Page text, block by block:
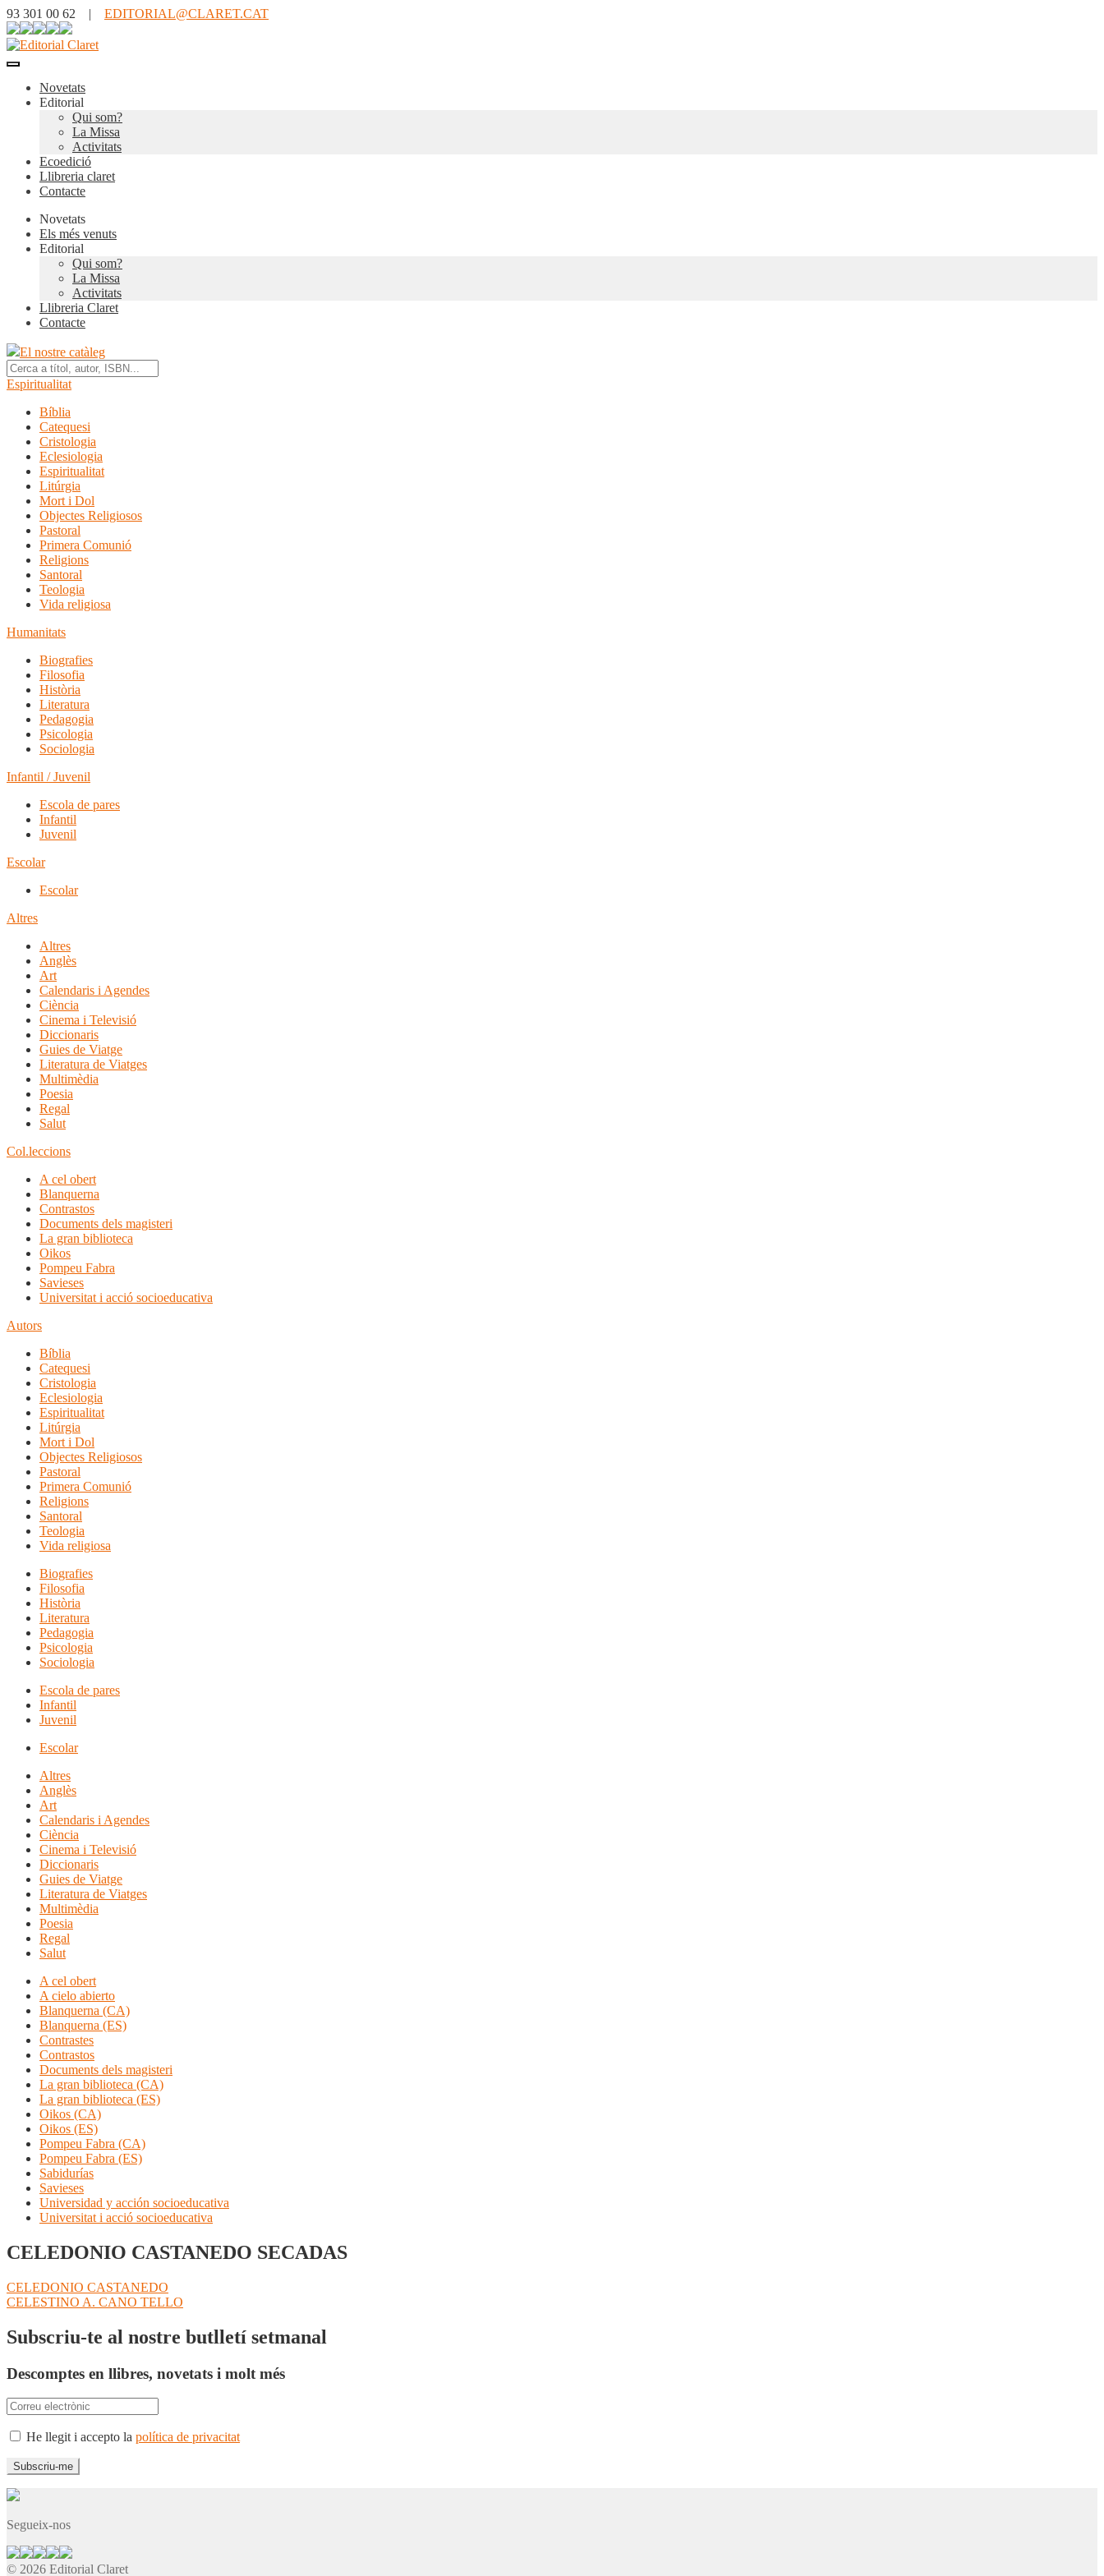
93 301 00 62 | EDITORIAL@CLARET.CAT
Novetats
Editorial
Qui som?
La Missa
Activitats
Ecoedició
Llibreria claret
Contacte
Novetats
Els més venuts
Editorial
Qui som?
La Missa
Activitats
Llibreria Claret
Contacte
El nostre catàleg
Espiritualitat
Bíblia
Catequesi
Cristologia
Eclesiologia
Espiritualitat
Litúrgia
Mort i Dol
Objectes Religiosos
Pastoral
Primera Comunió
Religions
Santoral
Teologia
Vida religiosa
Humanitats
Biografies
Filosofia
Història
Literatura
Pedagogia
Psicologia
Sociologia
Infantil / Juvenil
Escola de pares
Infantil
Juvenil
Escolar
Escolar
Altres
Altres
Anglès
Art
Calendaris i Agendes
Ciència
Cinema i Televisió
Diccionaris
Guies de Viatge
Literatura de Viatges
Multimèdia
Poesia
Regal
Salut
Col.leccions
A cel obert
Blanquerna
Contrastos
Documents dels magisteri
La gran biblioteca
Oikos
Pompeu Fabra
Savieses
Universitat i acció socioeducativa
Autors
Bíblia
Catequesi
Cristologia
Eclesiologia
Espiritualitat
Litúrgia
Mort i Dol
Objectes Religiosos
Pastoral
Primera Comunió
Religions
Santoral
Teologia
Vida religiosa
Biografies
Filosofia
Història
Literatura
Pedagogia
Psicologia
Sociologia
Escola de pares
Infantil
Juvenil
Escolar
Altres
Anglès
Art
Calendaris i Agendes
Ciència
Cinema i Televisió
Diccionaris
Guies de Viatge
Literatura de Viatges
Multimèdia
Poesia
Regal
Salut
A cel obert
A cielo abierto
Blanquerna (CA)
Blanquerna (ES)
Contrastes
Contrastos
Documents dels magisteri
La gran biblioteca (CA)
La gran biblioteca (ES)
Oikos (CA)
Oikos (ES)
Pompeu Fabra (CA)
Pompeu Fabra (ES)
Sabidurías
Savieses
Universidad y acción socioeducativa
Universitat i acció socioeducativa
CELEDONIO CASTANEDO SECADAS
Navegació
d'entrades
Entrada
anterior:
CELEDONIO CASTANEDO
Pròxima
CELESTINO A. CANO TELLO
Subscriu-te al nostre butlletí setmanal
Descomptes en llibres, novetats i molt més
He llegit i accepto la política de privacitat
Segueix-nos
© 2026 Editorial Claret